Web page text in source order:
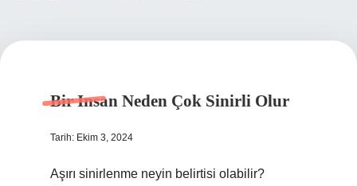
Bir Insan Neden Çok Sinirli Olur
Tarih: Ekim 3, 2024
Aşırı sinirlenme neyin belirtisi olabilir?